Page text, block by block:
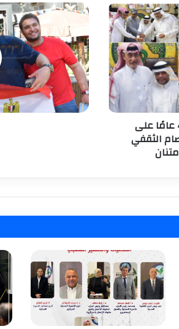
احتفالية استثنائية بمرور 46 عامًا على
الثقفي